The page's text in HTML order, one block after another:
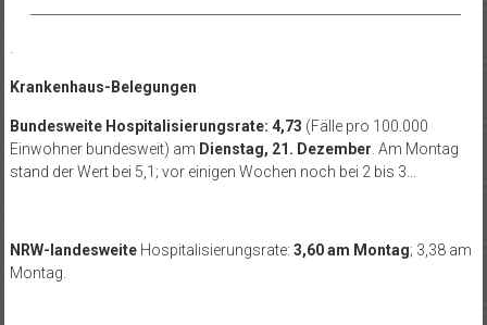
Krankenhaus-Belegungen
Bundesweite Hospitalisierungsrate: 4,73 (Fälle pro 100.000
Einwohner bundesweit) am Dienstag, 21. Dezember . Am Montag
stand der Wert bei 5,1; vor einigen Wochen noch bei 2 bis 3…
NRW-landesweiteHospitalisierungsrate: 3,60 am Montag; 3,38 am
Montag.